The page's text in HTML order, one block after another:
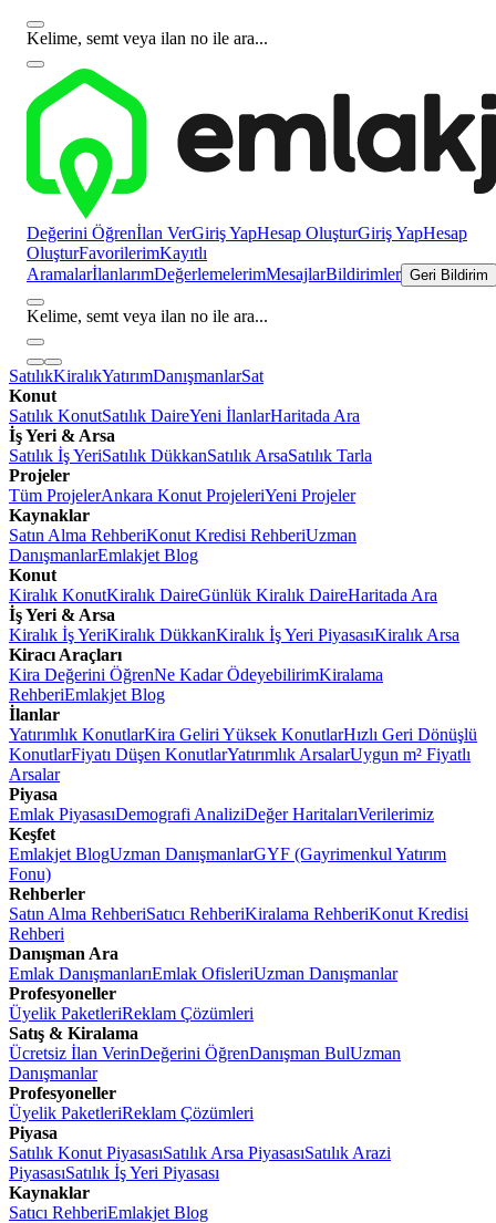
Kelime, semt veya ilan no ile ara...
Değerini Öğrenİlan VerGiriş YapHesap OluşturGiriş YapHesap
OluşturFavorilerimKayıtlı
AramalarİlanlarımDeğerlemelerimMesajlarBildirimler Geri Bildirim
Kelime, semt veya ilan no ile ara...
SatılıkKiralıkYatırımDanışmanlarSat
Konut
Satılık KonutSatılık DaireYeni İlanlarHaritada Ara
İş Yeri & Arsa
Satılık İş YeriSatılık DükkanSatılık ArsaSatılık Tarla
Projeler
Tüm ProjelerAnkara Konut ProjeleriYeni Projeler
Kaynaklar
Satın Alma RehberiKonut Kredisi RehberiUzman
DanışmanlarEmlakjet Blog
Konut
Kiralık KonutKiralık DaireGünlük Kiralık DaireHaritada Ara
İş Yeri & Arsa
Kiralık İş YeriKiralık DükkanKiralık İş Yeri PiyasasıKiralık Arsa
Kiracı Araçları
Kira Değerini ÖğrenNe Kadar ÖdeyebilirimKiralama
RehberiEmlakjet Blog
İlanlar
Yatırımlık KonutlarKira Geliri Yüksek KonutlarHızlı Geri Dönüşlü
KonutlarFiyatı Düşen KonutlarYatırımlık ArsalarUygun m² Fiyatlı
Arsalar
Piyasa
Emlak PiyasasıDemografi AnaliziDeğer HaritalarıVerilerimiz
Keşfet
Emlakjet BlogUzman DanışmanlarGYF (Gayrimenkul Yatırım
Fonu)
Rehberler
Satın Alma RehberiSatıcı RehberiKiralama RehberiKonut Kredisi
Rehberi
Danışman Ara
Emlak DanışmanlarıEmlak OfisleriUzman Danışmanlar
Profesyoneller
Üyelik PaketleriReklam Çözümleri
Satış & Kiralama
Ücretsiz İlan VerinDeğerini ÖğrenDanışman BulUzman
Danışmanlar
Profesyoneller
Üyelik PaketleriReklam Çözümleri
Piyasa
Satılık Konut PiyasasıSatılık Arsa PiyasasıSatılık Arazi
PiyasasıSatılık İş Yeri Piyasası
Kaynaklar
Satıcı RehberiEmlakjet Blog